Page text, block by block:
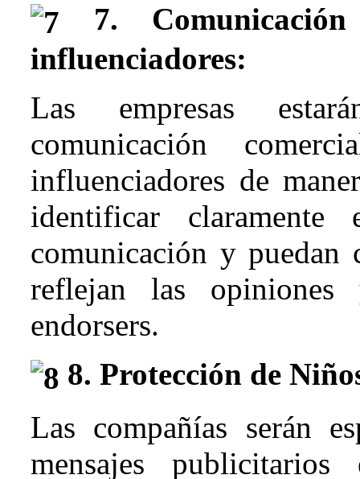
7.
influenciadores:
Las empresas
comunicación
influenciadores de
identificar
comunicación y puedan
reflejan las
endorsers.
8. Protección de
Las compañías serán
mensajes